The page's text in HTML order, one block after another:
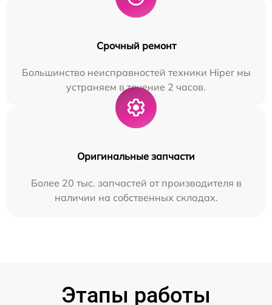
Срочный ремонт
Большинство неисправностей техники Hiper мы
устраняем в течение 2 часов.
Оригинальные запчасти
Более 20 тыс. запчастей от производителя в
наличии на собственных складах.
Этапы работы